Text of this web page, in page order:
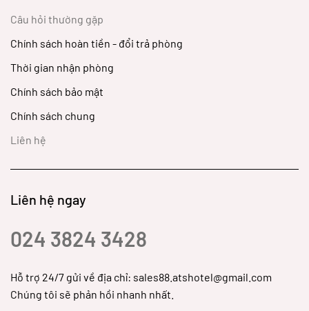
Câu hỏi thường gặp
Chính sách hoàn tiền - đổi trả phòng
Thời gian nhận phòng
Chính sách bảo mật
Chính sách chung
Liên hệ
Liên hệ ngay
024 3824 3428
Hỗ trợ 24/7 gửi về địa chỉ: sales88.atshotel@gmail.com
Chúng tôi sẽ phản hồi nhanh nhất.